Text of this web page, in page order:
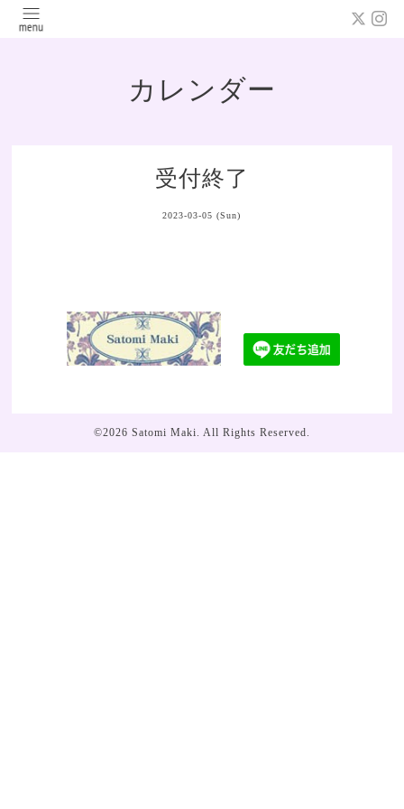
カレンダー
受付終了
2023-03-05 (Sun)
©2026 Satomi Maki. All Rights Reserved.